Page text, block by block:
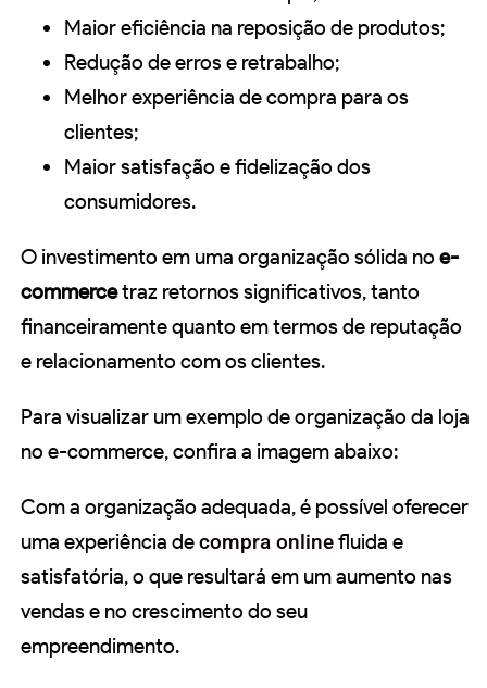
Maior eficiência na reposição de produtos;
Redução de erros e retrabalho;
Melhor experiência de compra para os
clientes;
Maior satisfação e fidelização dos
consumidores.
O investimento em uma organização sólida no e-
commercetraz retornos significativos, tanto
financeiramente quanto em termos de reputação
e relacionamento com os clientes.
Para visualizar um exemplo de organização da loja
no e-commerce, confira a imagem abaixo:
Com a organização adequada, é possível oferecer
uma experiência decompra onlinefluida e
satisfatória, o que resultará em um aumento nas
vendas e no crescimento do seu
empreendimento.